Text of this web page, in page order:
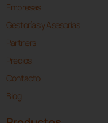
Empresas
Gestorías y Asesorías
Partners
Precios
Contacto
Blog